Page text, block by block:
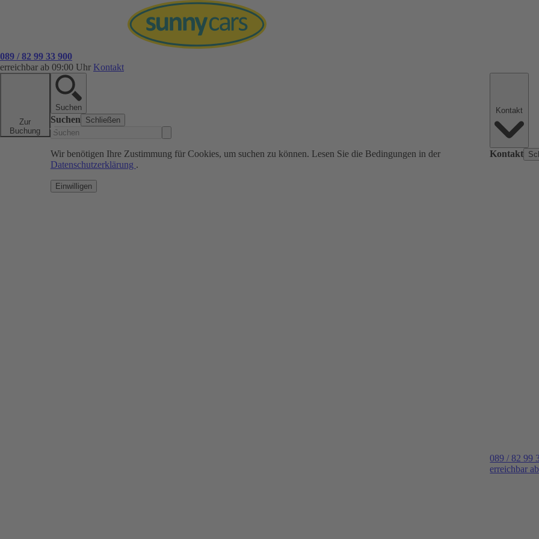
089 / 82 99 33 900
erreichbar ab 09:00 Uhr Kontakt
Zur
Buchung
Suchen
Suchen Schließen
Wir benötigen Ihre Zustimmung für Cookies, um suchen zu können. Lesen Sie die Bedingungen in der
Datenschutzerklärung .
Einwilligen
Kontakt
089 / 82 99
erreichbar